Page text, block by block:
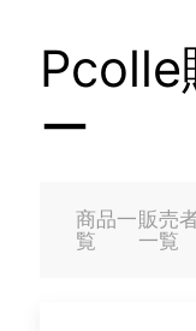
Pcolle
ー
商品一
覧
販売
一覧